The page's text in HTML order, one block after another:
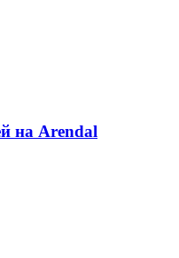
на Arendal